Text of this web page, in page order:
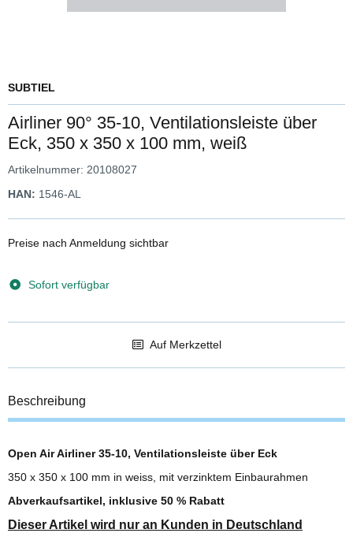
SUBTIEL
Airliner 90° 35-10, Ventilationsleiste über
Eck, 350 x 350 x 100 mm, weiß
Artikelnummer: 20108027
HAN: 1546-AL
Preise nach Anmeldung sichtbar
Sofort verfügbar
Auf Merkzettel
Beschreibung
Open Air Airliner 35-10, Ventilationsleiste über Eck
350 x 350 x 100 mm in weiss, mit verzinktem Einbaurahmen
Abverkaufsartikel, inklusive 50 % Rabatt
Dieser Artikel wird nur an Kunden in Deutschland